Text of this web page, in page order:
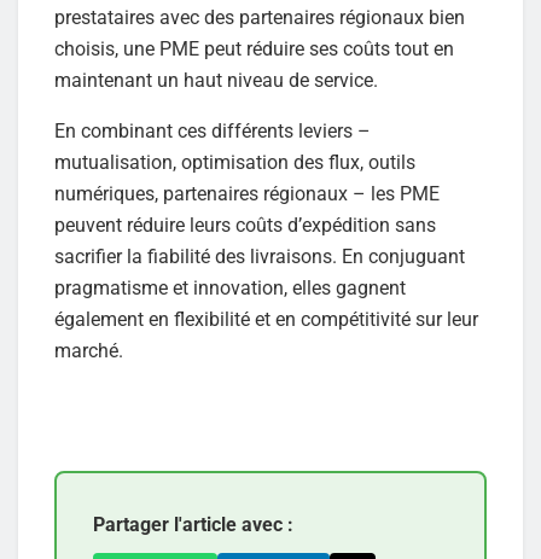
prestataires avec des partenaires régionaux bien
choisis, une PME peut réduire ses coûts tout en
maintenant un haut niveau de service.
En combinant ces différents leviers –
mutualisation, optimisation des flux, outils
numériques, partenaires régionaux – les PME
peuvent réduire leurs coûts d’expédition sans
sacrifier la fiabilité des livraisons. En conjuguant
pragmatisme et innovation, elles gagnent
également en flexibilité et en compétitivité sur leur
marché.
Partager l'article avec :